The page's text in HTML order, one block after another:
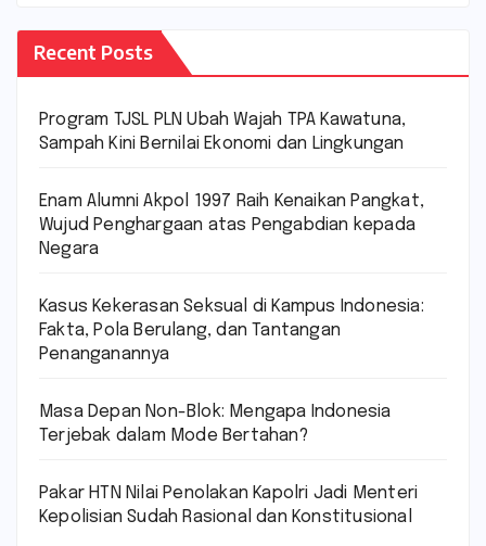
Recent Posts
Program TJSL PLN Ubah Wajah TPA Kawatuna,
Sampah Kini Bernilai Ekonomi dan Lingkungan
Enam Alumni Akpol 1997 Raih Kenaikan Pangkat,
Wujud Penghargaan atas Pengabdian kepada
Negara
Kasus Kekerasan Seksual di Kampus Indonesia:
Fakta, Pola Berulang, dan Tantangan
Penanganannya
Masa Depan Non-Blok: Mengapa Indonesia
Terjebak dalam Mode Bertahan?
Pakar HTN Nilai Penolakan Kapolri Jadi Menteri
Kepolisian Sudah Rasional dan Konstitusional